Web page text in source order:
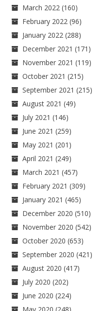
March 2022 (160)
February 2022 (96)
January 2022 (288)
December 2021 (171)
November 2021 (119)
October 2021 (215)
September 2021 (215)
August 2021 (49)
July 2021 (146)
June 2021 (259)
May 2021 (201)
April 2021 (249)
March 2021 (457)
February 2021 (309)
January 2021 (465)
December 2020 (510)
November 2020 (542)
October 2020 (653)
September 2020 (421)
August 2020 (417)
July 2020 (202)
June 2020 (224)